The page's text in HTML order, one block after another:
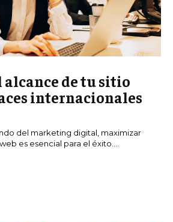
Y RESPONSABILIDAD
Mendoza
Mendoza, periodista de negocios e
con amplia trayectoria. Desde hace
motor de cambio, manteniendo a la
de tu sitio
internacionales
del marketing digital, maximizar
es esencial para el éxito....